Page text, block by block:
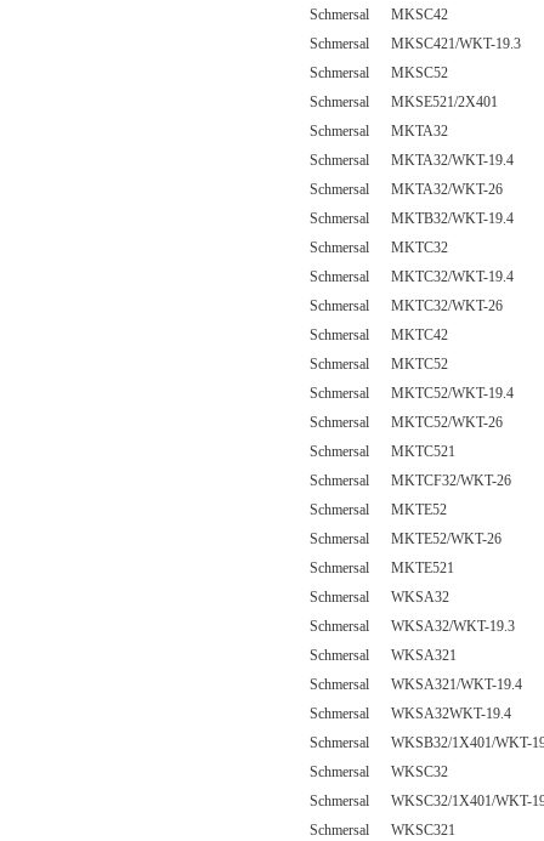
Schmersal MKSC42
Schmersal MKSC421/WKT-19.3
Schmersal MKSC52
Schmersal MKSE521/2X401
Schmersal MKTA32
Schmersal MKTA32/WKT-19.4
Schmersal MKTA32/WKT-26
Schmersal MKTB32/WKT-19.4
Schmersal MKTC32
Schmersal MKTC32/WKT-19.4
Schmersal MKTC32/WKT-26
Schmersal MKTC42
Schmersal MKTC52
Schmersal MKTC52/WKT-19.4
Schmersal MKTC52/WKT-26
Schmersal MKTC521
Schmersal MKTCF32/WKT-26
Schmersal MKTE52
Schmersal MKTE52/WKT-26
Schmersal MKTE521
Schmersal WKSA32
Schmersal WKSA32/WKT-19.3
Schmersal WKSA321
Schmersal WKSA321/WKT-19.4
Schmersal WKSA32WKT-19.4
Schmersal WKSB32/1X401/WKT-
Schmersal WKSC32
Schmersal WKSC32/1X401/WKT-
Schmersal WKSC321